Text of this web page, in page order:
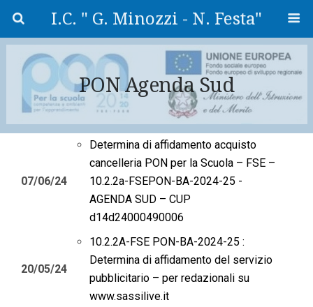
I.C. " G. Minozzi - N. Festa"
PON Agenda Sud
07/06/24
Determina di affidamento acquisto
cancelleria PON per la Scuola – FSE –
10.2.2a-FSEPON-BA-2024-25 -
AGENDA SUD – CUP
d14d24000490006
20/05/24
10.2.2A-FSE PON-BA-2024-25 :
Determina di affidamento del servizio
pubblicitario – per redazionali su
www.sassilive.it